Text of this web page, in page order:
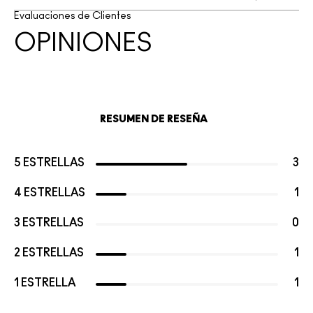
Evaluaciones de Clientes
OPINIONES
RESUMEN DE RESEÑA
5 ESTRELLAS 3
4 ESTRELLAS 1
3 ESTRELLAS 0
2 ESTRELLAS 1
1 ESTRELLA 1